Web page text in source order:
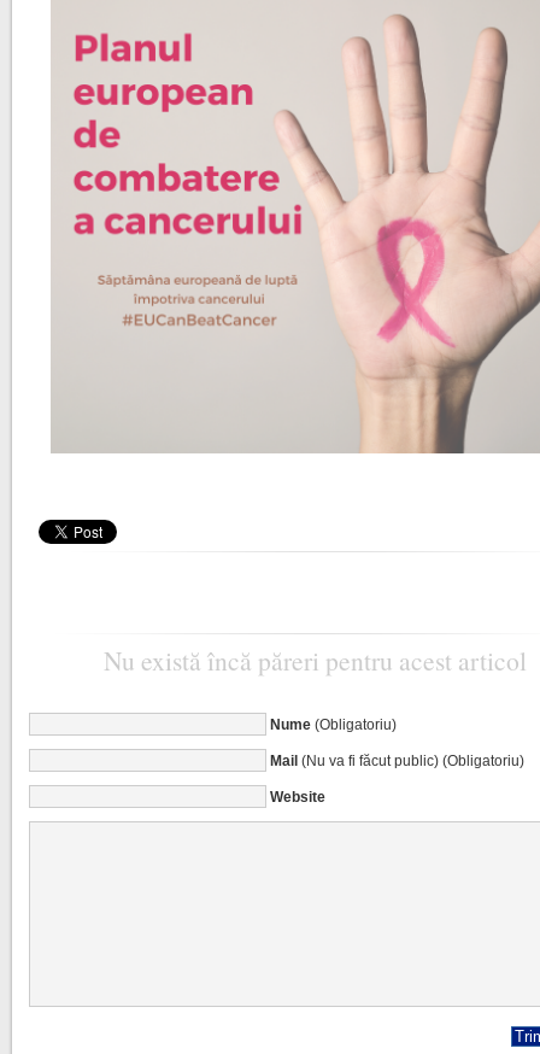
Nu există încă păreri pentru acest articol
Nume(Obligatoriu)
Mail(Nu va fi făcut public) (Obligatoriu)
Website